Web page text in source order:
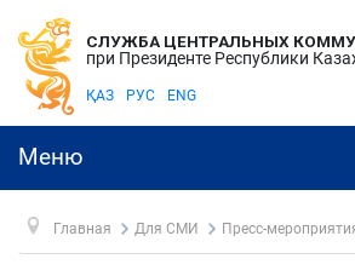
СЛУЖБА ЦЕНТРАЛЬНЫХ
при Президенте Республики
ҚАЗ РУС ENG
Меню
Главная Для СМИ Пресс-